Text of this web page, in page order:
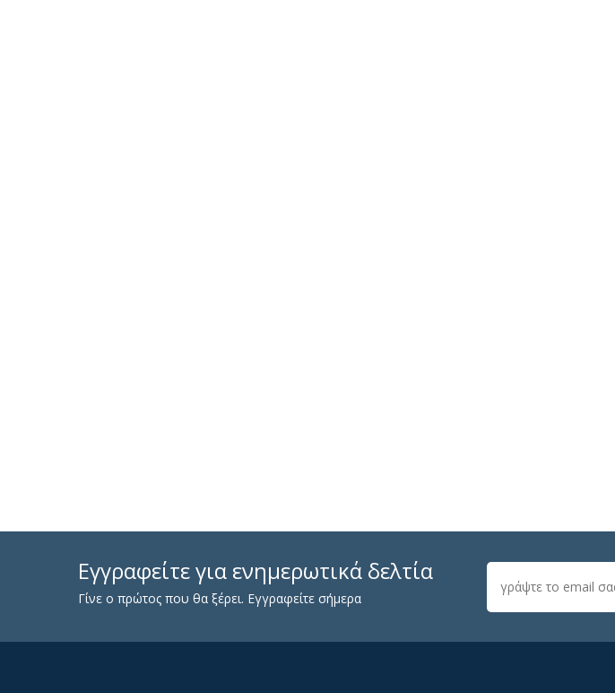
Εγγραφείτε για ενημερωτικά δελτία
Γίνε ο πρώτος που θα ξέρει. Εγγραφείτε σήμερα